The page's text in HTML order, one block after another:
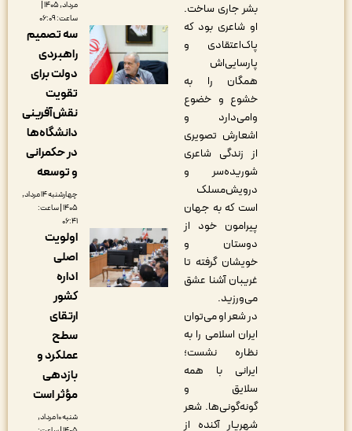
بشر جاری ساخت.
او شاعری بود که
پاک‌اعتقادی و
پارسایی‌اش
همگان را به
خشوع و خضوع
وامی‌دارد و
اشعارش تصویری
از زندگی شاعری
شوریده‌سر و
درویش‌مسلک
است که به جهان
پیرامون خود از
دوستان و
خویشان گرفته تا
غریبان آشنا عشق
می‌ورزید.
در شعر او می‌توان
ایران اسلامی را به
نظاره نشست؛
ایرانی با همه
سلایق و
گونه‌گونی‌ها. شعر
شهریار آکنده از
مرداد, ۱۴۰۵ |
سه تصمیم
راهبردی
دولت برای
نقش‌آفرینی
دانشگاه‌ها
در حکمرانی
و توسعه
چهارشنبه ۱۴ مرداد,
۱۴۰۵ | ساعت:
اولویت
اصلی
اداره
عملکرد و
بازدهی
مؤثر است
شنبه ۱۰ مرداد,